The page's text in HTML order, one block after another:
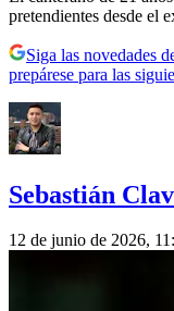
pretendientes desde el
Siga las novedades
prepárese para las
Sebastián
12 de junio de 2026,